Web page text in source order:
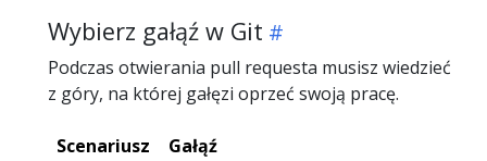
Wybierz gałąź w Git
Podczas otwierania pull requesta musisz wiedzieć
z góry, na której gałęzi oprzeć swoją pracę.
Scenariusz
Gałąź